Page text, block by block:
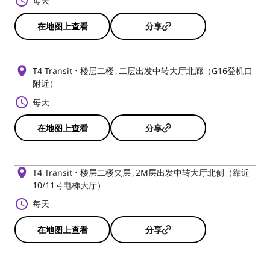
在地图上查看 分享
T4 Transit 楼层二楼 二层出发中转大厅北廊（G16登机口
附近）
每天
在地图上查看 分享
T4 Transit 楼层二楼夹层 2M层出发中转大厅北侧（靠近
10/11号电梯大厅）
每天
在地图上查看 分享